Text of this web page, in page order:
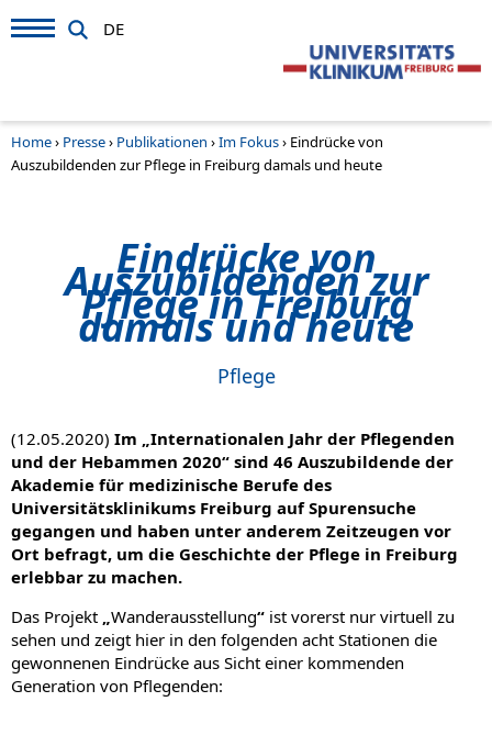
DE
Home› Presse› Publikationen ›Im Fokus› Eindrücke von
Auszubildenden zur Pflege in Freiburg damals und heute
Eindrücke von
Auszubildenden zur
Pflege in Freiburg
damals und heute
Pflege
(12.05.2020) Im „Internationalen Jahr der Pflegenden
und der Hebammen 2020“ sind 46 Auszubildende der
Akademie für medizinische Berufe des
Universitätsklinikums Freiburg auf Spurensuche
gegangen und haben unter anderem Zeitzeugen vor
Ort befragt, um die Geschichte der Pflege in Freiburg
erlebbar zu machen.
Das Projekt „Wanderausstellung“ ist vorerst nur virtuell zu
sehen und zeigt hier in den folgenden acht Stationen die
gewonnenen Eindrücke aus Sicht einer kommenden
Generation von Pflegenden: